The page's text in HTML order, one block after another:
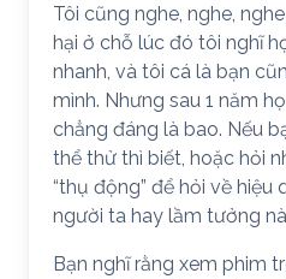
Tôi cũng nghe, nghe,
hại ở chỗ lúc đó tôi nghĩ
nhanh, và tôi cá là bạn
mình. Nhưng sau 1 năm
chẳng đáng là bao. Nếu
thể thử thì biết, hoặc hỏi
“thụ động” để hỏi về
người ta hay lầm tưởng
Bạn nghĩ rằng xem phim